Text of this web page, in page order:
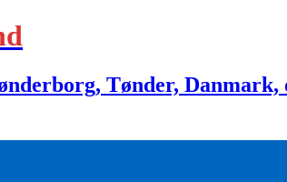
Tønder, Danmark,